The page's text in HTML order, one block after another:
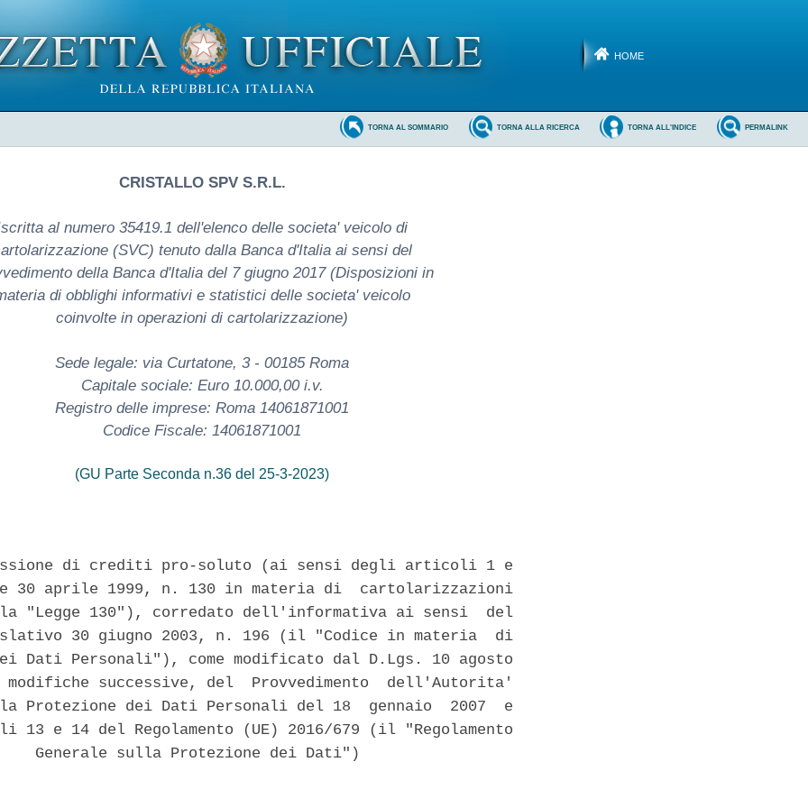
HOME
PERMALINK
TORNA ALL'INDICE
TORNA ALLA RICERCA
TORNA AL SOMMARIO
CRISTALLO SPV S.R.L.
al numero 35419.1 dell'elenco delle societa' veicolo di
(SVC) tenuto dalla Banca d'Italia ai sensi del
della Banca d'Italia del 7 giugno 2017 (Disposizioni in
di obblighi informativi e statistici delle societa' veicolo
coinvolte in operazioni di cartolarizzazione)
Sede legale: via Curtatone, 3 - 00185 Roma
Capitale sociale: Euro 10.000,00 i.v.
Registro delle imprese: Roma 14061871001
Codice Fiscale: 14061871001
(GU Parte Seconda n.36 del 25-3-2023)